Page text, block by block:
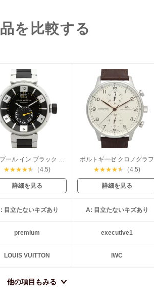
を比較する
タンブール イン ブラック パワーリザーブ
★★★★★ （4.5)
詳細を見る
ポルトギーゼ クロノグラフ
★★★★★ （4.5)
詳細を見る
目立たないキズあり A: 目立たないキズあり
premium executive1
LOUIS VUITTON IWC
他の項目もみる